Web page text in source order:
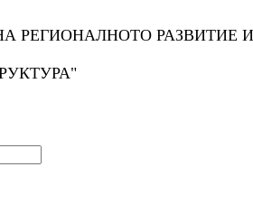
РЕГИОНАЛНОТО РАЗВИТИЕ